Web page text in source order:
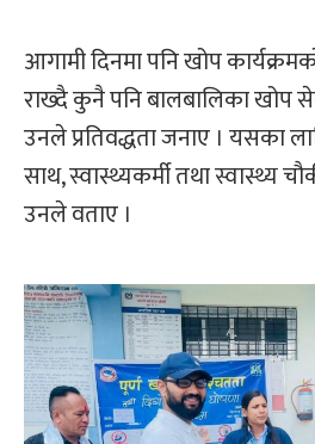
आगामी दिनमा पनि खोप
राख्दै कुनै पनि बालबालिका खोप
उनले प्रतिवद्धता जनाए । यसका
साथ, स्वास्थ्यकर्मी तथा स्वास्थ्य
उनले वताए ।